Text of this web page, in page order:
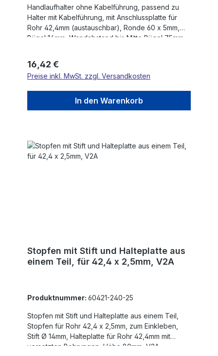
Handlaufhalter ohne Kabelführung, passend zu
Halter mit Kabelführung, mit Anschlussplatte für
Rohr 42,4mm (austauschbar), Ronde 60 x 5mm,
Bügel 14mm, Wandabstand bis Mitte Bügel 75mm,
Regulärer Preis:
16,42 €
Preise inkl. MwSt. zzgl. Versandkosten
In den Warenkorb
Stopfen mit Stift und Halteplatte aus
einem Teil, für 42,4 x 2,5mm, V2A
Produktnummer: 60421-240-25
Stopfen mit Stift und Halteplatte aus einem Teil,
Stopfen für Rohr 42,4 x 2,5mm, zum Einkleben,
Stift Ø 14mm, Halteplatte für Rohr 42,4mm mit
versetzten Bohrungen, Höhe 80mm, V2A